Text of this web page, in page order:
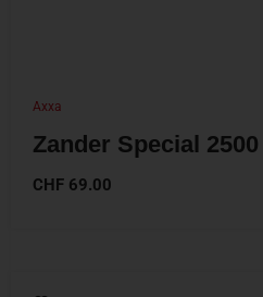
Axxa
Zander Special 2500
CHF 69.00